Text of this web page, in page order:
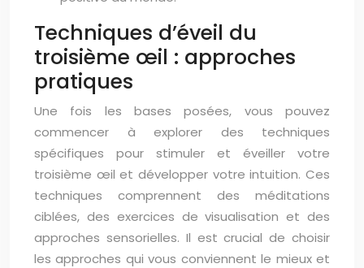
Techniques d’éveil du
troisième œil : approches
pratiques
Une fois les bases posées, vous pouvez
commencer à explorer des techniques
spécifiques pour stimuler et éveiller votre
troisième œil et développer votre intuition. Ces
techniques comprennent des méditations
ciblées, des exercices de visualisation et des
approches sensorielles. Il est crucial de choisir
les approches qui vous conviennent le mieux et